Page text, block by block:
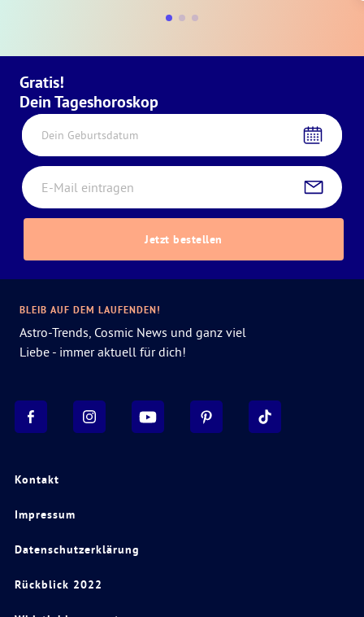
Gratis!
Dein Tageshoroskop
Dein Geburtsdatum
Jetzt bestellen
Kontakt
Impressum
Datenschutzerklärung
Rückblick 2022
BLEIB AUF DEM LAUFENDEN!
Astro-Trends, Cosmic News und ganz viel
Liebe - immer aktuell für dich!